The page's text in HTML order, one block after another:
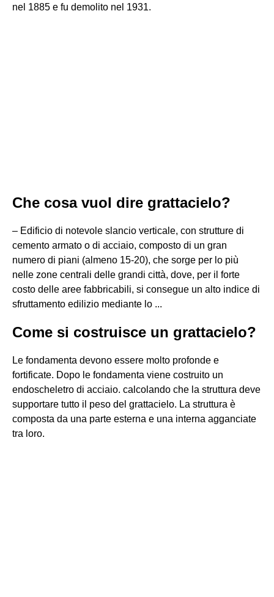
nel 1885 e fu demolito nel 1931.
Che cosa vuol dire grattacielo?
– Edificio di notevole slancio verticale, con strutture di
cemento armato o di acciaio, composto di un gran
numero di piani (almeno 15-20), che sorge per lo più
nelle zone centrali delle grandi città, dove, per il forte
costo delle aree fabbricabili, si consegue un alto indice di
sfruttamento edilizio mediante lo ...
Come si costruisce un grattacielo?
Le fondamenta devono essere molto profonde e
fortificate. Dopo le fondamenta viene costruito un
endoscheletro di acciaio. calcolando che la struttura deve
supportare tutto il peso del grattacielo. La struttura è
composta da una parte esterna e una interna agganciate
tra loro.